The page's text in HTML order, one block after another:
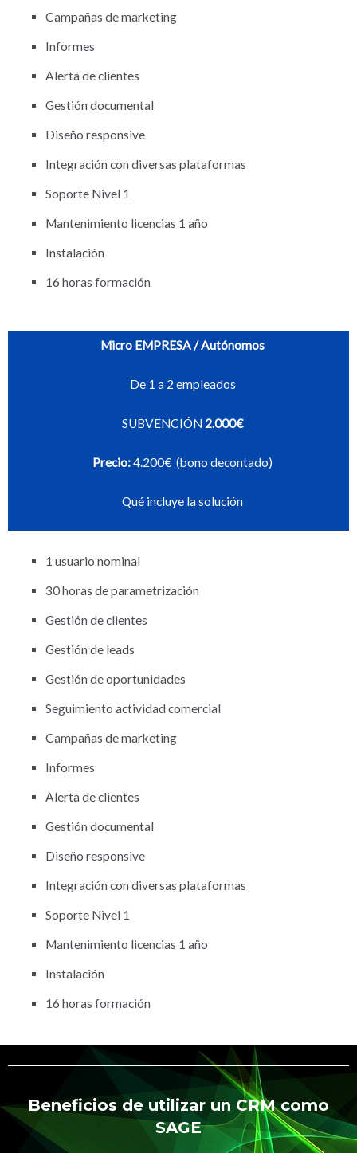
Campañas de marketing
Informes
Alerta de clientes
Gestión documental
Diseño responsive
Integración con diversas plataformas
Soporte Nivel 1
Mantenimiento licencias 1 año
Instalación
16 horas formación
Micro EMPRESA / Autónomos
De 1 a 2 empleados
SUBVENCIÓN 2.000€
Precio:4.200€ (bono decontado)
Qué incluye la solución
1 usuario nominal
30 horas de parametrización
Gestión de clientes
Gestión de leads
Gestión de oportunidades
Seguimiento actividad comercial
Campañas de marketing
Informes
Alerta de clientes
Gestión documental
Diseño responsive
Integración con diversas plataformas
Soporte Nivel 1
Mantenimiento licencias 1 año
Instalación
16 horas formación
Beneficios de utilizar un CRM como
SAGE